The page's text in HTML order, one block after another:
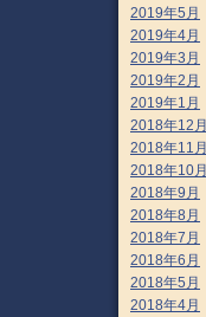
2019年5月
2019年4月
2019年3月
2019年2月
2019年1月
2018年12月
2018年11月
2018年10月
2018年9月
2018年8月
2018年7月
2018年6月
2018年5月
2018年4月